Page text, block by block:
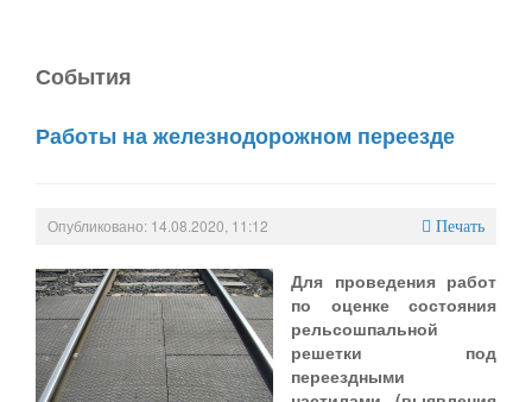
События
Работы на железнодорожном переезде
Опубликовано: 14.08.2020, 11:12 Печать
Для проведения работ
по оценке состояния
рельсошпальной
решетки под
переездными